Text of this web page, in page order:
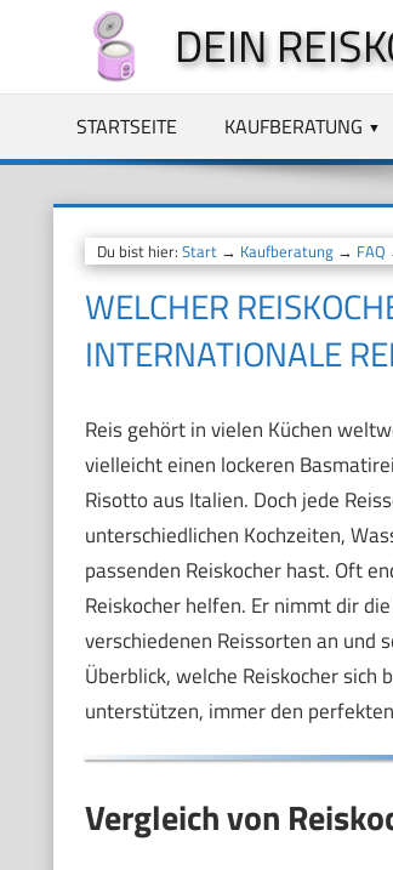
springen
DEIN
STARTSEITE KAUFBERATUNG
Du bist hier: Start→ Kaufberatung→ FAQ
WELCHER
INTERNATIONALE
Reis gehört in vielen Küchen
vielleicht einen lockeren
Risotto aus Italien. Doch jede
unterschiedlichen Kochzeiten,
passenden Reiskocher hast. Oft
Reiskocher helfen. Er nimmt dir
verschiedenen Reissorten an und
Überblick, welche Reiskocher
unterstützen, immer den
Vergleich von